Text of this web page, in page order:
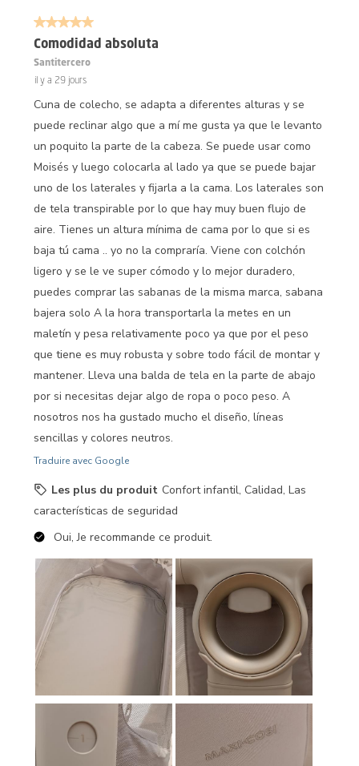
5 sur 5 étoiles.
Comodidad absoluta
Santitercero
il y a 29 jours
Cuna de colecho, se adapta a diferentes alturas y se
puede reclinar algo que a mí me gusta ya que le levanto
un poquito la parte de la cabeza. Se puede usar como
Moisés y luego colocarla al lado ya que se puede bajar
uno de los laterales y fijarla a la cama. Los laterales son
de tela transpirable por lo que hay muy buen flujo de
aire. Tienes un altura mínima de cama por lo que si es
baja tú cama .. yo no la compraría. Viene con colchón
ligero y se le ve super cómodo y lo mejor duradero,
puedes comprar las sabanas de la misma marca, sabana
bajera solo A la hora transportarla la metes en un
maletín y pesa relativamente poco ya que por el peso
que tiene es muy robusta y sobre todo fácil de montar y
mantener. Lleva una balda de tela en la parte de abajo
por si necesitas dejar algo de ropa o poco peso. A
nosotros nos ha gustado mucho el diseño, líneas
sencillas y colores neutros.
Traduire avec Google
Les plus du produit Confort infantil, Calidad, Las
características de seguridad
Oui, Je recommande ce produit.